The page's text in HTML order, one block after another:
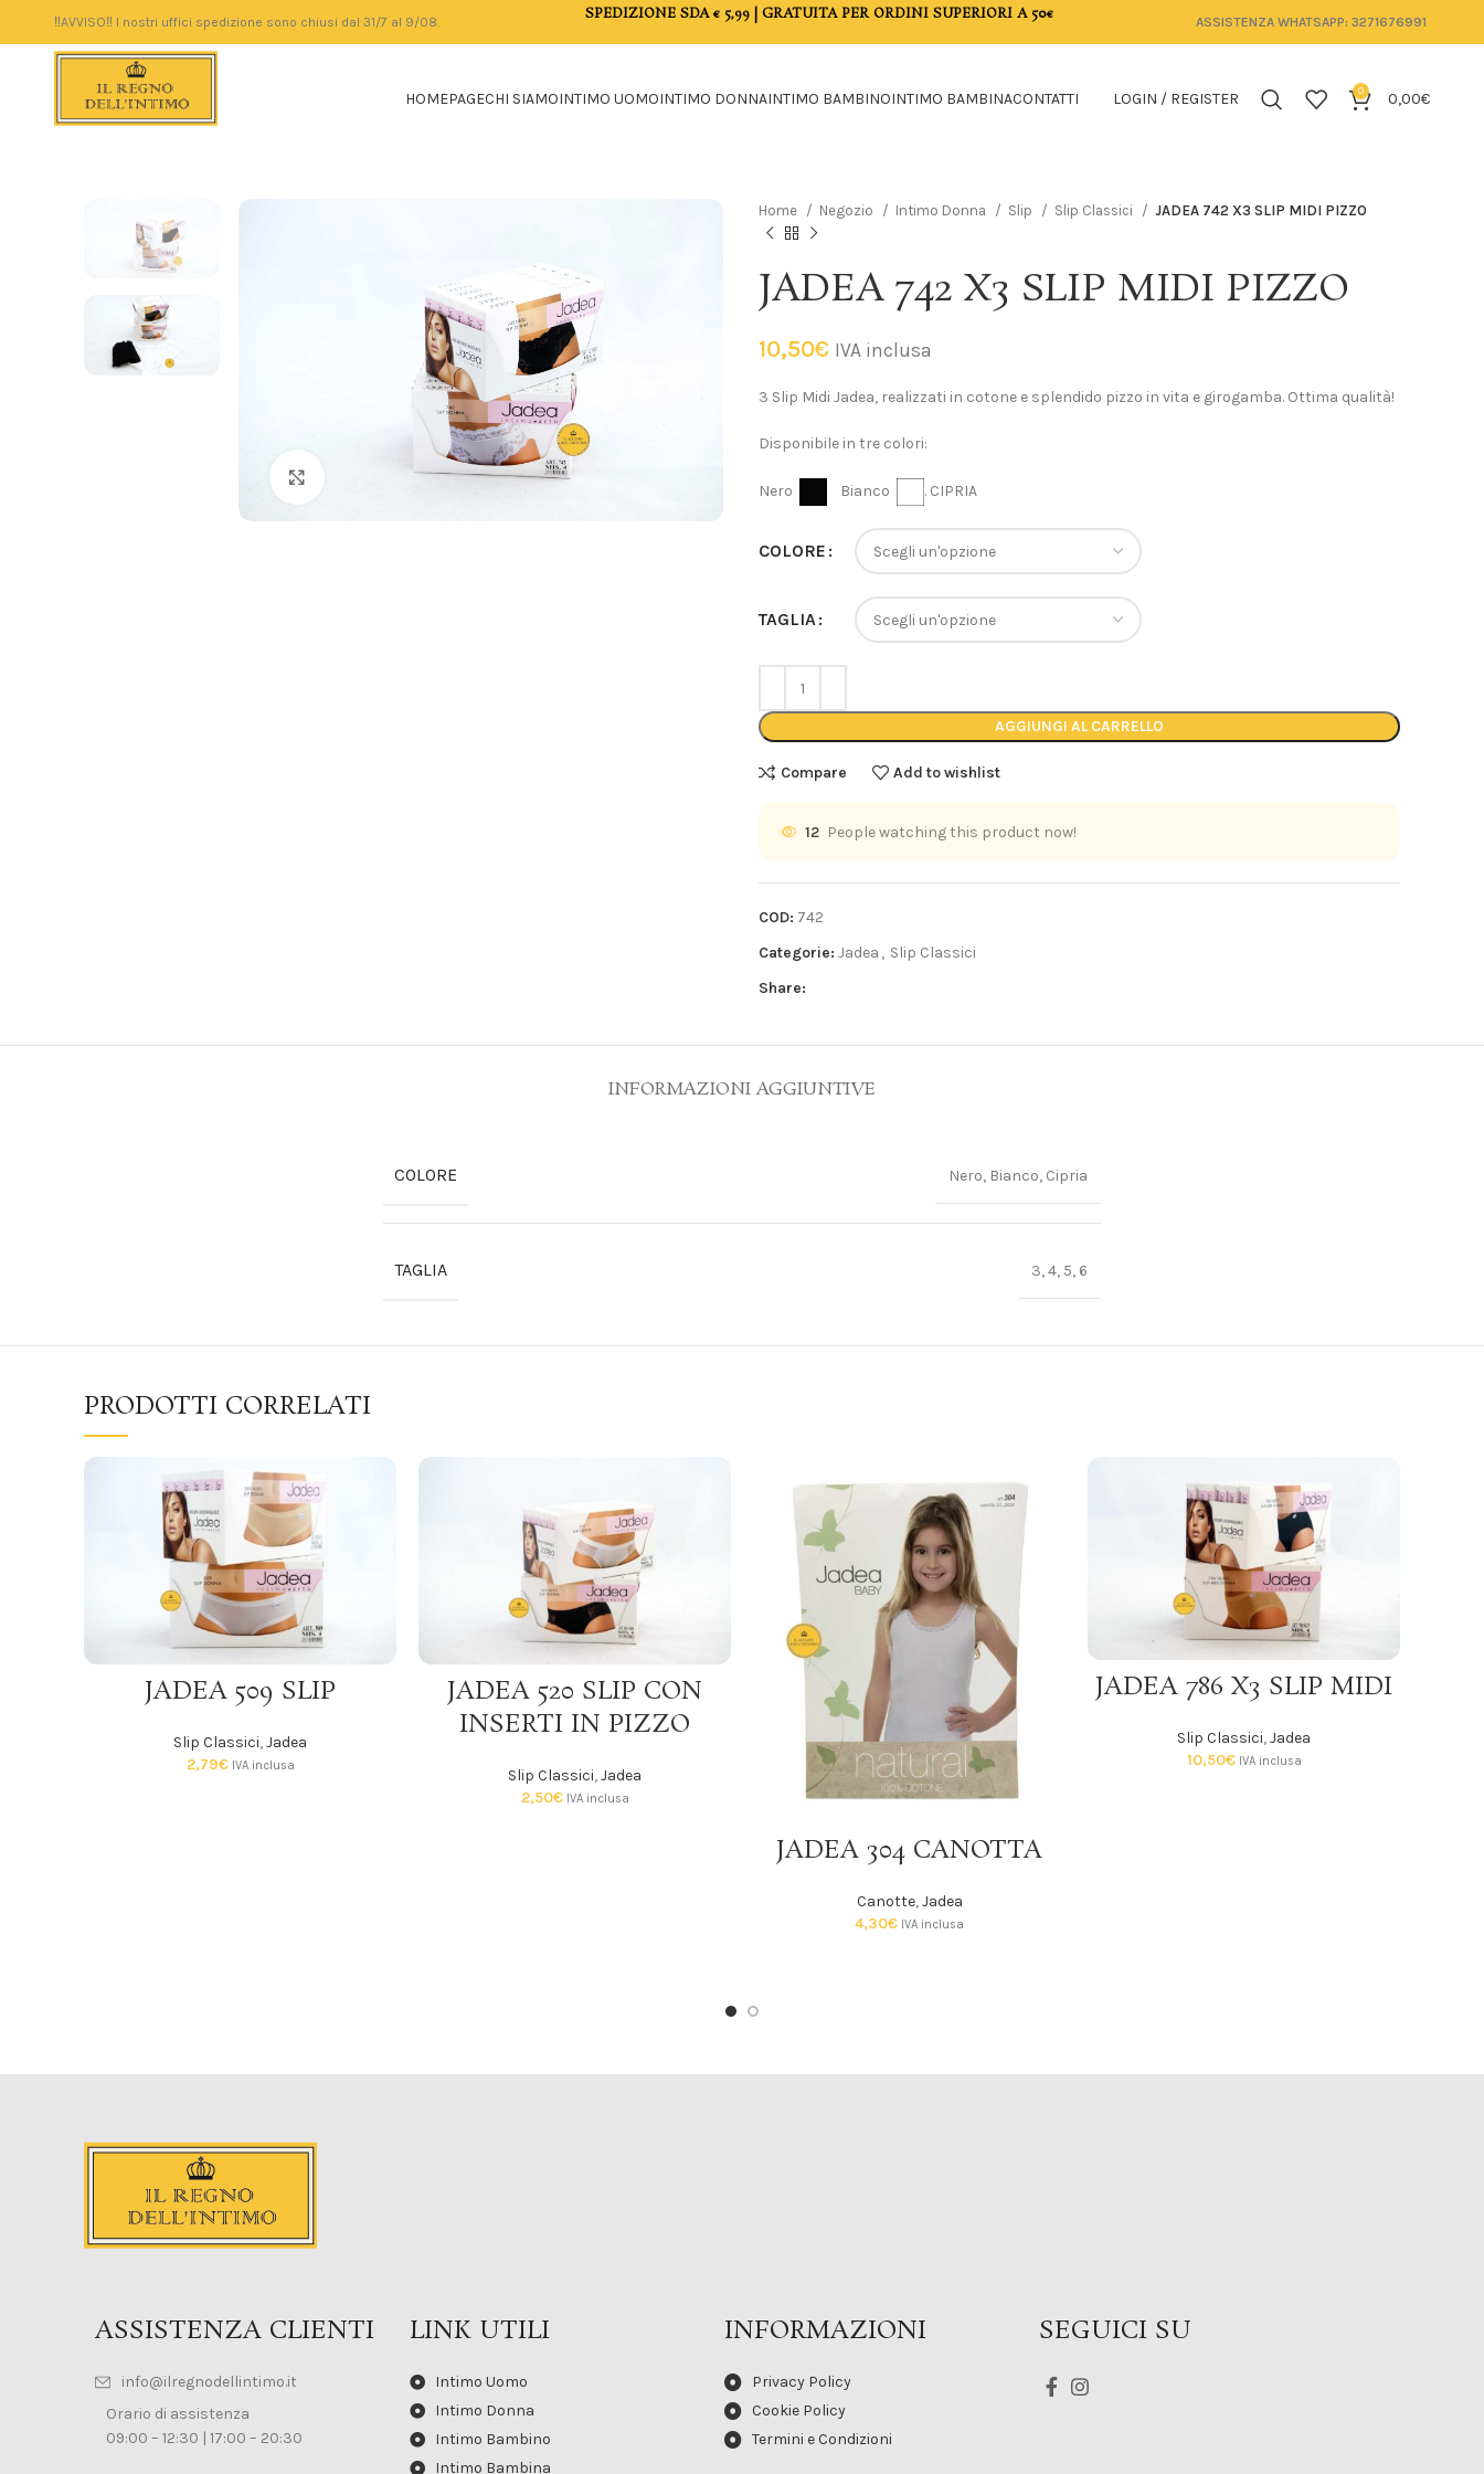
‼️AVVISO‼️ I nostri uffici spedizione sono chiusi dal 31/7 al 9/08. SPEDIZIONE SDA € 5,99 | GRATUITA PER ORDINI SUPERIORI A 50€ ASSISTENZA WHATSAPP: 3271676991
HOMEPAGECHI SIAMOINTIMO UOMOINTIMO DONNAINTIMO BAMBINOINTIMO BAMBINACONTATTI LOGIN / REGISTER 0 0,00€
Click to enlarge
Home Negozio Intimo Donna Slip Slip Classici JADEA 742 X3 SLIP MIDI PIZZO
JADEA 742 X3 SLIP MIDI PIZZO
10,50€ IVA inclusa
3 Slip Midi Jadea, realizzati in cotone e splendido pizzo in vita e girogamba. Ottima qualità!
Disponibile in tre colori:
Nero Bianco . CIPRIA
COLORE
TAGLIA
AGGIUNGI AL CARRELLO
Compare Add to wishlist
12 People watching this product now!
COD: 742
Categorie: Jadea , Slip Classici
Share:
INFORMAZIONI AGGIUNTIVE
COLORE Nero, Bianco, Cipria
TAGLIA 3, 4, 5, 6
PRODOTTI CORRELATI
JADEA 509 SLIP
Slip Classici,Jadea
2,79€ IVA inclusa
JADEA 520 SLIP CON
INSERTI IN PIZZO
Slip Classici,Jadea
2,50€ IVA inclusa
JADEA 304 CANOTTA
Canotte,Jadea
4,30€ IVA inclusa
JADEA 786 X3 SLIP MIDI
Slip Classici,Jadea
10,50€ IVA inclusa
ASSISTENZA CLIENTI
info@ilregnodellintimo.it
Orario di assistenza
09:00 – 12:30 | 17:00 – 20:30
LINK UTILI
Intimo Uomo
Intimo Donna
Intimo Bambino
Intimo Bambina
INFORMAZIONI
Privacy Policy
Cookie Policy
Termini e Condizioni
SEGUICI SU